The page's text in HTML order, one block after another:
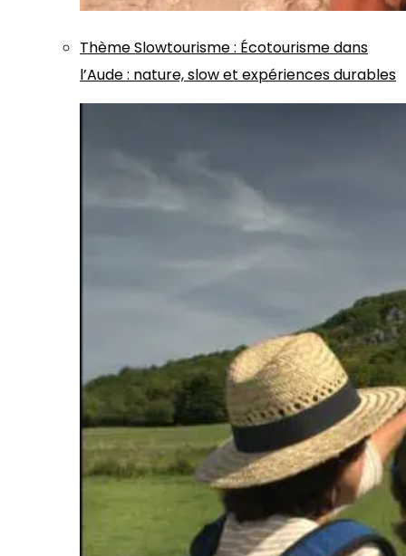
ThèmeSlowtourisme: Écotourisme dans
l’Aude : nature, slow et expériences durables